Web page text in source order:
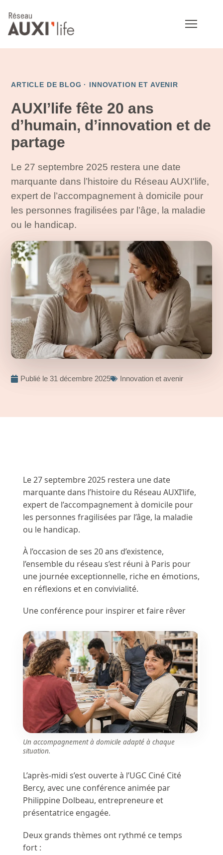
ARTICLE DE BLOG · INNOVATION ET AVENIR
AUXI’life fête 20 ans
d’humain, d’innovation et de
partage
Le 27 septembre 2025 restera une date
marquante dans l’histoire du Réseau AUXI'life,
expert de l’accompagnement à domicile pour
les personnes fragilisées par l’âge, la maladie
ou le handicap.
Publié le 31 décembre 2025 Innovation et avenir
Le 27 septembre 2025 restera une date
marquante dans l’histoire du Réseau AUXI’life,
expert de l’accompagnement à domicile pour
les personnes fragilisées par l’âge, la maladie
ou le handicap.
À l’occasion de ses 20 ans d’existence,
l’ensemble du réseau s’est réuni à Paris pour
une journée exceptionnelle, riche en émotions,
en réflexions et en convivialité.
Une conférence pour inspirer et faire rêver
Un accompagnement à domicile adapté à chaque
situation.
L’après-midi s’est ouverte à l’UGC Ciné Cité
Bercy, avec une conférence animée par
Philippine Dolbeau, entrepreneure et
présentatrice engagée.
Deux grands thèmes ont rythmé ce temps
fort :